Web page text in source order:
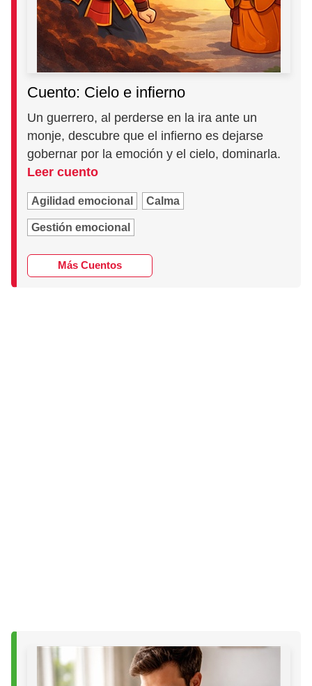
Cuento: Cielo e infierno
Un guerrero, al perderse en la ira ante un
monje, descubre que el infierno es dejarse
gobernar por la emoción y el cielo, dominarla.
Leer cuento
Agilidad emocional Calma
Gestión emocional
Más Cuentos